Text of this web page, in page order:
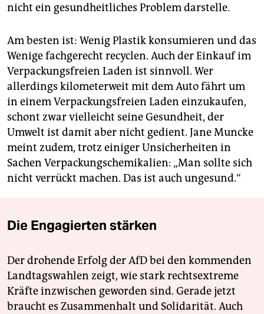
nicht ein gesundheitliches Problem darstelle.
Am besten ist: Wenig Plastik konsumieren und das
Wenige fachgerecht recyclen. Auch der Einkauf im
Verpackungsfreien Laden ist sinnvoll. Wer
allerdings kilometerweit mit dem Auto fährt um
in einem Verpackungsfreien Laden einzukaufen,
schont zwar vielleicht seine Gesundheit, der
Umwelt ist damit aber nicht gedient. Jane Muncke
meint zudem, trotz einiger Unsicherheiten in
Sachen Verpackungschemikalien: „Man sollte sich
nicht verrückt machen. Das ist auch ungesund.“
Die Engagierten stärken
Der drohende Erfolg der AfD bei den kommenden
Landtagswahlen zeigt, wie stark rechtsextreme
Kräfte inzwischen geworden sind. Gerade jetzt
braucht es Zusammenhalt und Solidarität. Auch